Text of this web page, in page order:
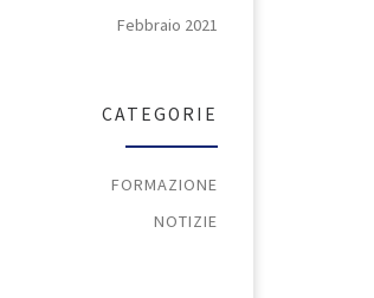
Febbraio 2021
CATEGORIE
FORMAZIONE
NOTIZIE